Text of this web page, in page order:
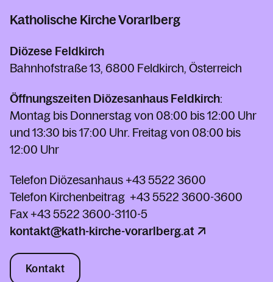
Katholische Kirche Vorarlberg
Diözese Feldkirch
Bahnhofstraße 13, 6800 Feldkirch, Österreich
Öffnungszeiten Diözesanhaus Feldkirch:
Montag bis Donnerstag von 08:00 bis 12:00 Uhr
und 13:30 bis 17:00 Uhr. Freitag von 08:00 bis
12:00 Uhr
Telefon Diözesanhaus +43 5522 3600
Telefon Kirchenbeitrag +43 5522 3600-3600
Fax +43 5522 3600-3110-5
kontakt@kath-kirche-vorarlberg.at
Kontakt